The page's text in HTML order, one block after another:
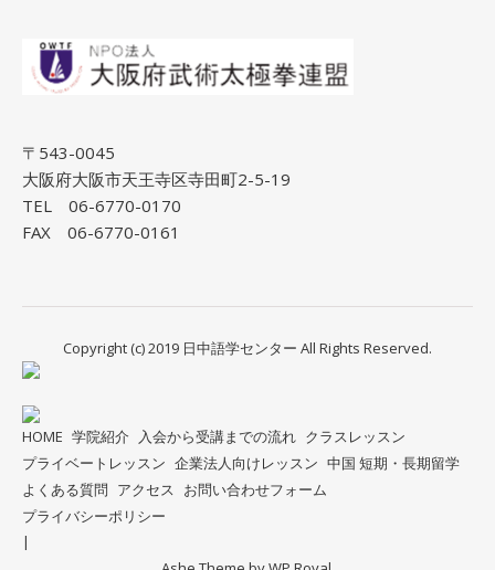
〒543-0045
大阪府大阪市天王寺区寺田町2-5-19
TEL 06-6770-0170
FAX 06-6770-0161
Copyright (c) 2019 日中語学センター All Rights Reserved.
HOME 学院紹介 入会から受講までの流れ クラスレッスン
プライベートレッスン 企業法人向けレッスン 中国 短期・長期留学
よくある質問 アクセス お問い合わせフォーム
プライバシーポリシー